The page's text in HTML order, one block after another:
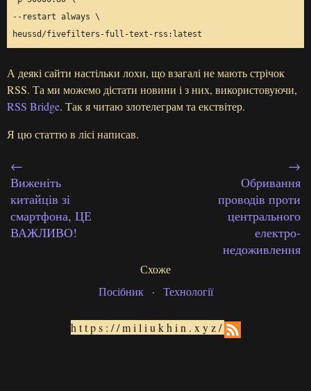
--restart always
А деякі сайти настільки лохи, що взагалі не мають стрічок
RSS. Та ми можемо дістати новини і з них, використовуючи,
RSS Bridge. Так я читаю злотелеграм та екствітер.
Я цю статтю в лісі написав.
←
Виженіть
китайців зі
смартфона, ЦЕ
ВАЖЛИВО!
→
Обривання
проводів проти
центрального
електро-
недоживлення
Схоже
Посібник
· Технології
https://miliukhin.xyz/